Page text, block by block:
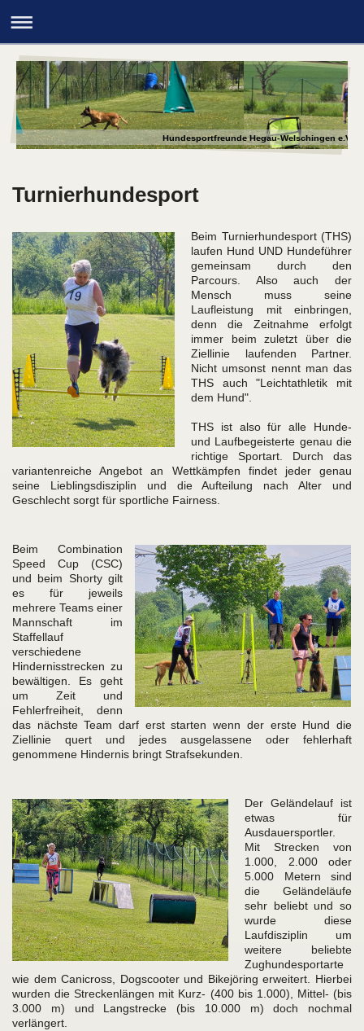
Hundesportfreunde Hegau-Welschingen e.V.
Turnierhundesport
Beim Turnierhundesport (THS)
laufen Hund UND Hundeführer
gemeinsam durch den
Parcours. Also auch der
Mensch muss seine
Laufleistung mit einbringen,
denn die Zeitnahme erfolgt
immer beim zuletzt über die
Ziellinie laufenden Partner.
Nicht umsonst nennt man das
THS auch "Leichtathletik mit
dem Hund".
THS ist also für alle Hunde-
und Laufbegeisterte genau die
richtige Sportart. Durch das
variantenreiche Angebot an Wettkämpfen findet jeder genau
seine Lieblingsdisziplin und die Aufteilung nach Alter und
Geschlecht sorgt für sportliche Fairness.
Beim Combination
Speed Cup (CSC)
und beim Shorty gilt
es für jeweils
mehrere Teams einer
Mannschaft im
Staffellauf
verschiedene
Hindernisstrecken zu
bewältigen. Es geht
um Zeit und
Fehlerfreiheit, denn
das nächste Team darf erst starten wenn der erste Hund die
Ziellinie quert und jedes ausgelassene oder fehlerhaft
genommene Hindernis bringt Strafsekunden.
Der Geländelauf ist
etwas für
Ausdauersportler.
Mit Strecken von
1.000, 2.000 oder
5.000 Metern sind
die Geländeläufe
sehr beliebt und so
wurde diese
Laufdisziplin um
weitere beliebte
Zughundesportarte
wie dem Canicross, Dogscooter und Bikejöring erweitert. Hierbei
wurden die Streckenlängen mit Kurz- (400 bis 1.000), Mittel- (bis
3.000 m) und Langstrecke (bis 10.000 m) doch nochmal
verlängert.